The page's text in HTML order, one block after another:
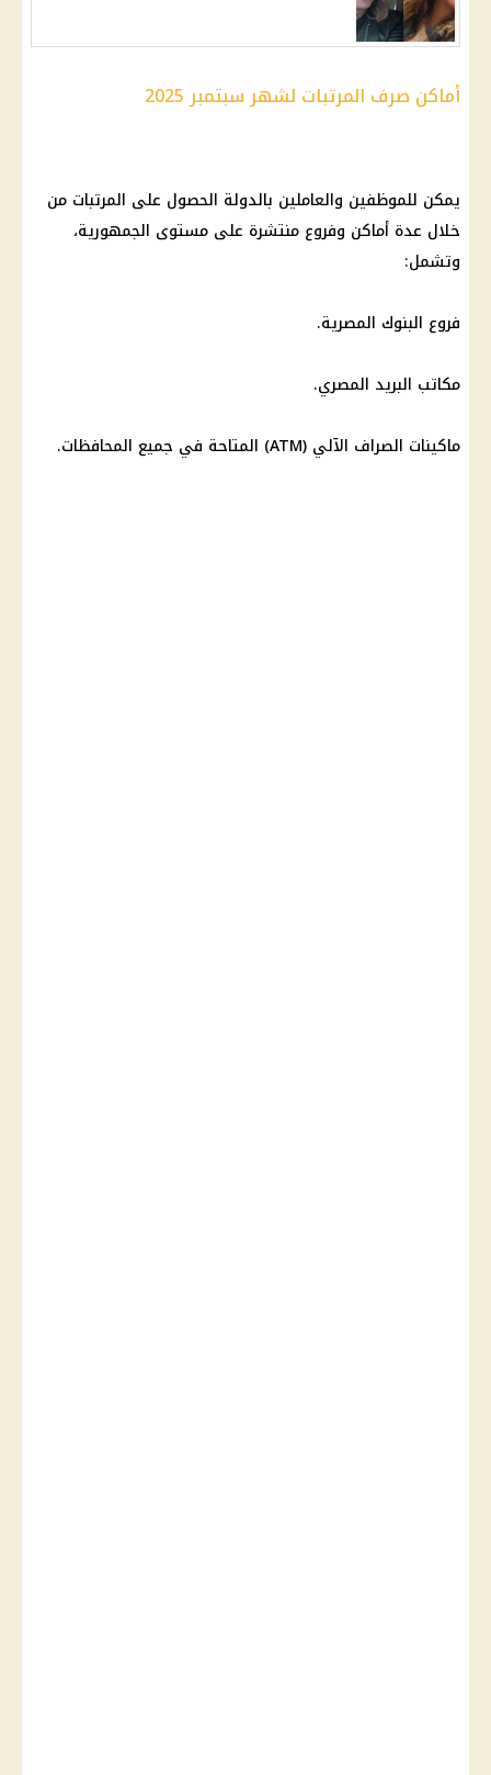
أماكن صرف المرتبات لشهر سبتمبر 2025
يمكن للموظفين والعاملين بالدولة الحصول على المرتبات من
خلال عدة أماكن وفروع منتشرة على مستوى الجمهورية،
وتشمل:
فروع البنوك المصرية.
مكاتب البريد المصري.
ماكينات الصراف الآلي (ATM) المتاحة في جميع المحافظات.